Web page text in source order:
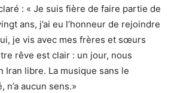
: « Je suis fière de faire partie de
ans, j’ai eu l’honneur de rejoindre
je vis avec mes frères et sœurs
rêve est clair : un jour, nous
Iran libre. La musique sans le
aucun sens.»